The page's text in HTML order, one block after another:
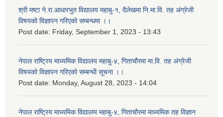
श्री मष्टा ने.रा.आधारभुत विद्यालय महाबु-१, दैलेखमा नि.मा.वि. तह अंग्रेजी
विषयको विज्ञापन गरिएको सम्बन्धमा ।।
Post date: Friday, September 1, 2023 - 13:43
नेपाल राष्ट्रिय माध्यमिक विद्यालय महाबु-४, गिताचौरमा मा.वि. तह अंग्रेजी
विषयको विज्ञापन गरिएको सम्बन्धी सूचना ।।
Post date: Monday, August 28, 2023 - 14:04
नेपाल राष्ट्रिय माध्यमिक विद्यालय महाबु-४, गिताचौरमा माध्यमिक तह विज्ञान